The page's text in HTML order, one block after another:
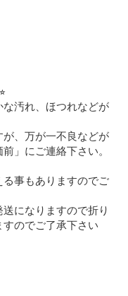
な汚れ、ほつれなどが
が、万が一不良などが
」にご連絡下さい。
る事もありますのでご
になりますので折り
のでご了承下さい